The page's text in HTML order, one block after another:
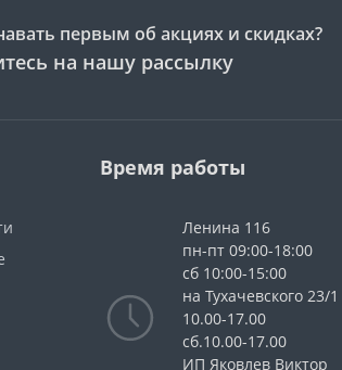
первым об акциях и скидках?
на нашу рассылку
Время работы
Ленина 116
пн-пт 09:00-18:00
сб 10:00-15:00
на Тухачевского 23/1
10.00-17.00
сб.10.00-17.00
ИП Яковлев Виктор